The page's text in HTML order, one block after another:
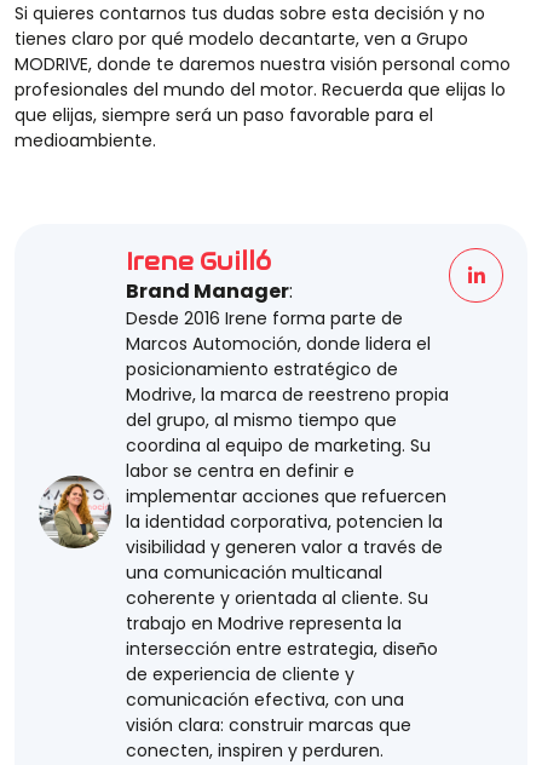
Si quieres contarnos tus dudas sobre esta decisión y no
tienes claro por qué modelo decantarte, ven a Grupo
MODRIVE, donde te daremos nuestra visión personal como
profesionales del mundo del motor. Recuerda que elijas lo
que elijas, siempre será un paso favorable para el
medioambiente.
Irene Guilló
Brand Manager:
Desde 2016 Irene forma parte de
Marcos Automoción, donde lidera el
posicionamiento estratégico de
Modrive, la marca de reestreno propia
del grupo, al mismo tiempo que
coordina al equipo de marketing. Su
labor se centra en definir e
implementar acciones que refuercen
la identidad corporativa, potencien la
visibilidad y generen valor a través de
una comunicación multicanal
coherente y orientada al cliente. Su
trabajo en Modrive representa la
intersección entre estrategia, diseño
de experiencia de cliente y
comunicación efectiva, con una
visión clara: construir marcas que
conecten, inspiren y perduren.